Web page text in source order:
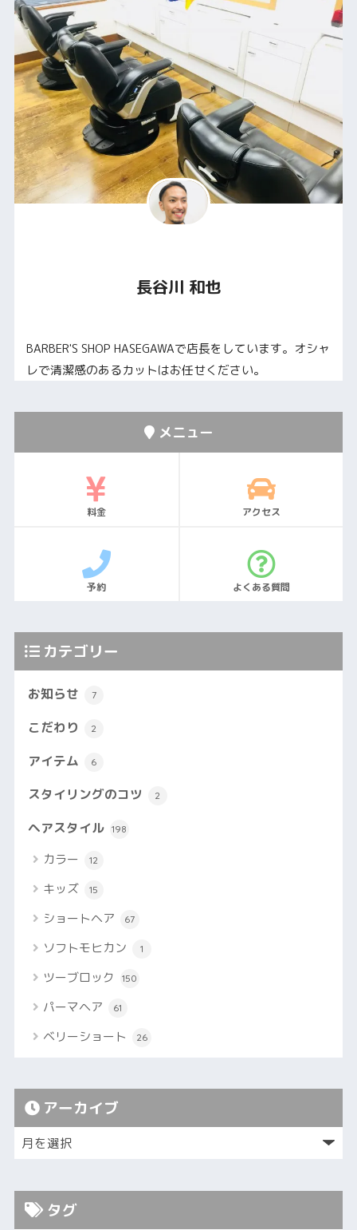
長谷川 和也
BARBER'S SHOP HASEGAWAで店長をしています。オシャ
レで清潔感のあるカットはお任せください。
メニュー
料金 アクセス
予約 よくある質問
カテゴリー
お知らせ 7
こだわり 2
アイテム 6
スタイリングのコツ 2
ヘアスタイル 198
カラー 12
キッズ 15
ショートヘア 67
ソフトモヒカン 1
ツーブロック 150
パーマヘア 61
ベリーショート 26
アーカイブ
タグ